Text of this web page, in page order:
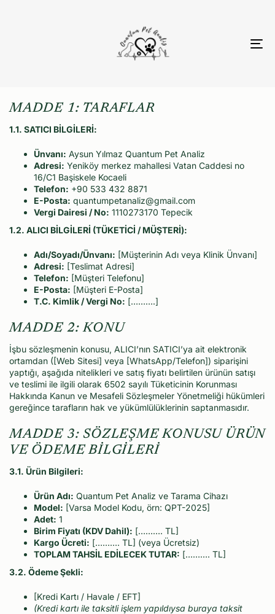
MADDE 1: TARAFLAR
1.1. SATICI BİLGİLERİ:
Ünvanı: Aysun Yılmaz Quantum Pet Analiz
Adresi: Yeniköy merkez mahallesi Vatan Caddesi no
16/C1 Başiskele Kocaeli
Telefon: +90 533 432 8871
E-Posta: quantumpetanaliz@gmail.com
Vergi Dairesi / No: 1110273170 Tepecik
1.2. ALICI BİLGİLERİ (TÜKETİCİ / MÜŞTERİ):
Adı/Soyadı/Ünvanı: [Müşterinin Adı veya Klinik Ünvanı]
Adresi: [Teslimat Adresi]
Telefon: [Müşteri Telefonu]
E-Posta: [Müşteri E-Posta]
T.C. Kimlik / Vergi No: [……….]
MADDE 2: KONU
İşbu sözleşmenin konusu, ALICI’nın SATICI’ya ait elektronik
ortamdan ([Web Sitesi] veya [WhatsApp/Telefon]) siparişini
yaptığı, aşağıda nitelikleri ve satış fiyatı belirtilen ürünün satışı
ve teslimi ile ilgili olarak 6502 sayılı Tüketicinin Korunması
Hakkında Kanun ve Mesafeli Sözleşmeler Yönetmeliği hükümleri
gereğince tarafların hak ve yükümlülüklerinin saptanmasıdır.
MADDE 3: SÖZLEŞME KONUSU ÜRÜN
VE ÖDEME BİLGİLERİ
3.1. Ürün Bilgileri:
Ürün Adı: Quantum Pet Analiz ve Tarama Cihazı
Model: [Varsa Model Kodu, örn: QPT-2025]
Adet: 1
Birim Fiyatı (KDV Dahil): [………. TL]
Kargo Ücreti: [………. TL] (veya Ücretsiz)
TOPLAM TAHSİL EDİLECEK TUTAR: [………. TL]
3.2. Ödeme Şekli:
[Kredi Kartı / Havale / EFT]
(Kredi kartı ile taksitli işlem yapıldıysa buraya taksit